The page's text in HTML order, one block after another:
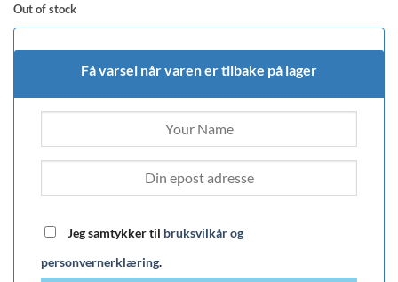
Out of stock
Få varsel når varen er tilbake på lager
Jeg samtykker til bruksvilkår og
personvernerklæring.